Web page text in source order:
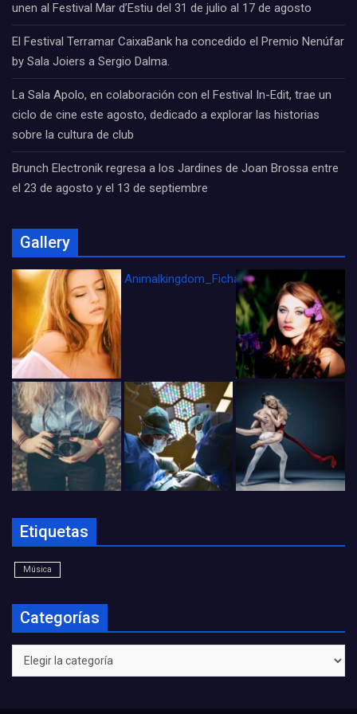
unen al Festival Mar d’Estiu del 31 de julio al 17 de agosto
El Festival Terramar CaixaBank ha concedido el Premio Nenúfar
by Sala Joiers a Sergio Dalma.
La Sala Apolo, en colaboración con el Festival In-Edit, trae un
ciclo de cine este agosto, dedicado a explorar las historias
sobre la cultura de club
Brunch Electronik regresa a los Jardines de Joan Brossa entre
el 23 de agosto y el 13 de septiembre
Gallery
Animalkingdom_FichaCine
Etiquetas
Música
Categorías
Categorías